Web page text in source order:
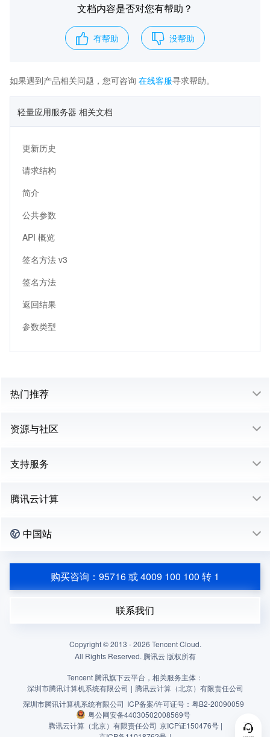
文档内容是否对您有帮助？
有帮助 没帮助
如果遇到产品相关问题，您可咨询 在线客服寻求帮助。
轻量应用服务器 相关文档
更新历史
请求结构
简介
公共参数
API 概览
签名方法 v3
签名方法
返回结果
参数类型
热门推荐
资源与社区
支持服务
腾讯云计算
中国站
购买咨询：95716 或 4009 100 100 转 1
联系我们
Copyright © 2013 -2026 Tencent Cloud.
All Rights Reserved. 腾讯云 版权所有
Tencent 腾讯旗下云平台，相关服务主体：
深圳市腾讯计算机系统有限公司 | 腾讯云计算（北京）有限责任公司
深圳市腾讯计算机系统有限公司 ICP备案/许可证号： 粤B2-20090059
粤公网安备44030502008569号
腾讯云计算（北京）有限责任公司 京ICP证150476号 |